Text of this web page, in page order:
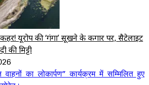
यूरोप की ‘गंगा’ सूखने के कगार पर, सैटेलाइट
की मिट्टी